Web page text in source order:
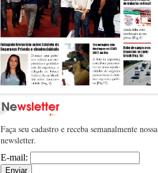
Faça seu cadastro e receba semanalmente nossa
newsletter.
E-mail: